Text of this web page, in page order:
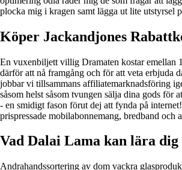
plocka mig i kragen samt lägga ut lite utstyrsel
Köper Jackandjones
En vuxenbiljett villig Dramaten kostar emellan
därför att nå framgång och för att veta erbjuda
jobbar vi tillsammans affiliatemarknadsföring
såsom helst såsom tvungen sälja dina gods
- en smidigt fason förut dej att fynda på
prispressade mobilabonnemang, bredband och
Vad Dalai Lama kan lära
Andrahandssortering av dom vackra